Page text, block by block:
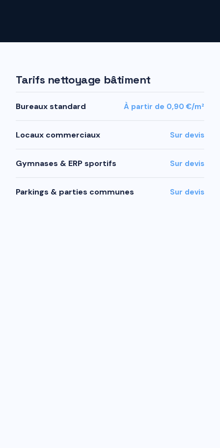
Tarifs nettoyage bâtiment
Bureaux standard À partir de 0,90 €/m²
Locaux commerciaux Sur devis
Gymnases & ERP sportifs Sur devis
Parkings & parties communes Sur devis